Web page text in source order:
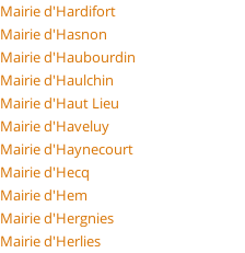
Mairie d'Hardifort
Mairie d'Hasnon
Mairie d'Haubourdin
Mairie d'Haulchin
Mairie d'Haut Lieu
Mairie d'Haveluy
Mairie d'Haynecourt
Mairie d'Hecq
Mairie d'Hem
Mairie d'Hergnies
Mairie d'Herlies